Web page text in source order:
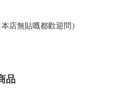
無貼嘅都歡迎問） 
品